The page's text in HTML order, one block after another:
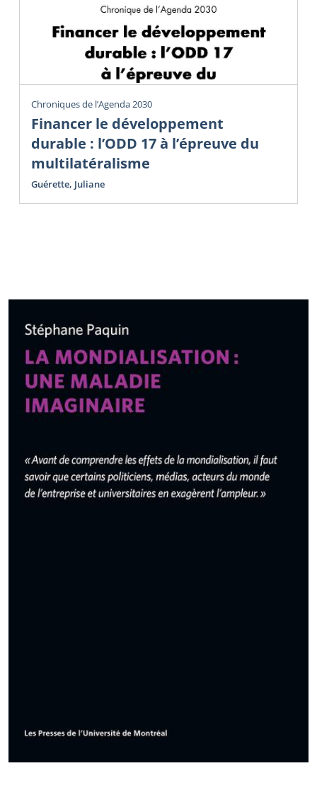
Chroniques de l’Agenda 2030
Financer le développement
durable : l’ODD 17 à l’épreuve du
multilatéralisme
Guérette, Juliane